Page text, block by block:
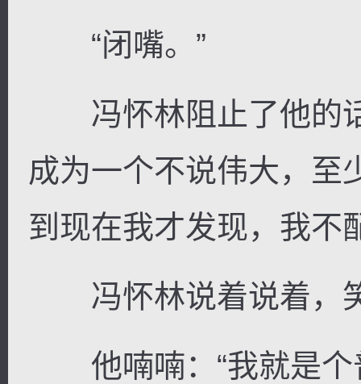
“闭嘴。”
冯怀林阻止了他的话
成为一个不说伟大，至
到现在我才发现，我不
冯怀林说着说着，
他喃喃：“我就是个